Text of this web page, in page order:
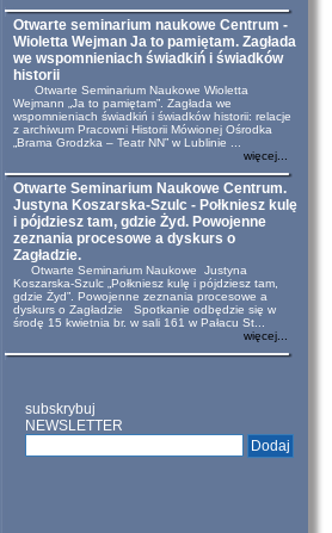
Otwarte seminarium naukowe Centrum -
Wioletta Wejman Ja to pamiętam. Zagłada
we wspomnieniach świadkiń i świadków
historii
Otwarte Seminarium Naukowe Wioletta
Wejmann „Ja to pamiętam”. Zagłada we
wspomnieniach świadkiń i świadków historii: relacje
z archiwum Pracowni Historii Mówionej Ośrodka
„Brama Grodzka – Teatr NN” w Lublinie ...
więcej...
Otwarte Seminarium Naukowe Centrum.
Justyna Koszarska-Szulc - Połkniesz kulę
i pójdziesz tam, gdzie Żyd. Powojenne
zeznania procesowe a dyskurs o
Zagładzie.
Otwarte Seminarium Naukowe Justyna
Koszarska-Szulc „Połkniesz kulę i pójdziesz tam,
gdzie Żyd”. Powojenne zeznania procesowe a
dyskurs o Zagładzie Spotkanie odbędzie się w
środę 15 kwietnia br. w sali 161 w Pałacu St...
więcej...
subskrybuj
NEWSLETTER